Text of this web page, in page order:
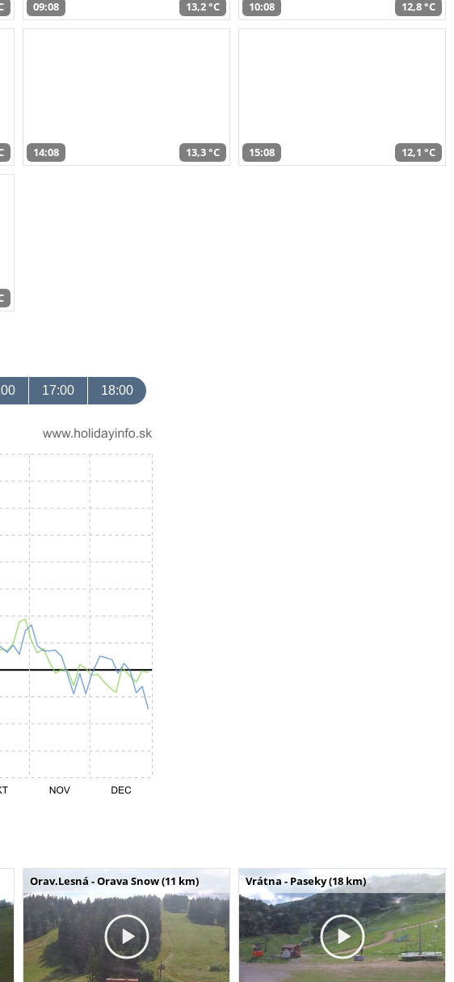
09:08 13,2 °C 10:08 12,8 °C
14:08 13,3 °C 15:08 12,1 °C
17:00 18:00
Orav.Lesná - Orava Snow (11 km) Vrátna - Paseky (18 km)